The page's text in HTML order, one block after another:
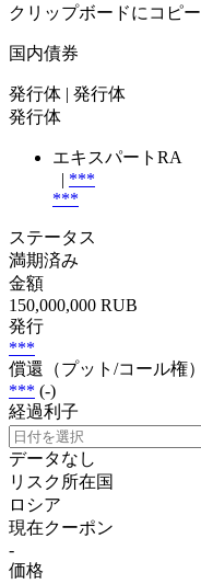
クリップボードにコピー
国内債券
発行体 | 発行体
発行体
エキスパートRA
| ***
***
ステータス
満期済み
金額
150,000,000 RUB
発行
***
償還（プット/コール権）
*** (-)
経過利子
データなし
リスク所在国
ロシア
現在クーポン
-
価格